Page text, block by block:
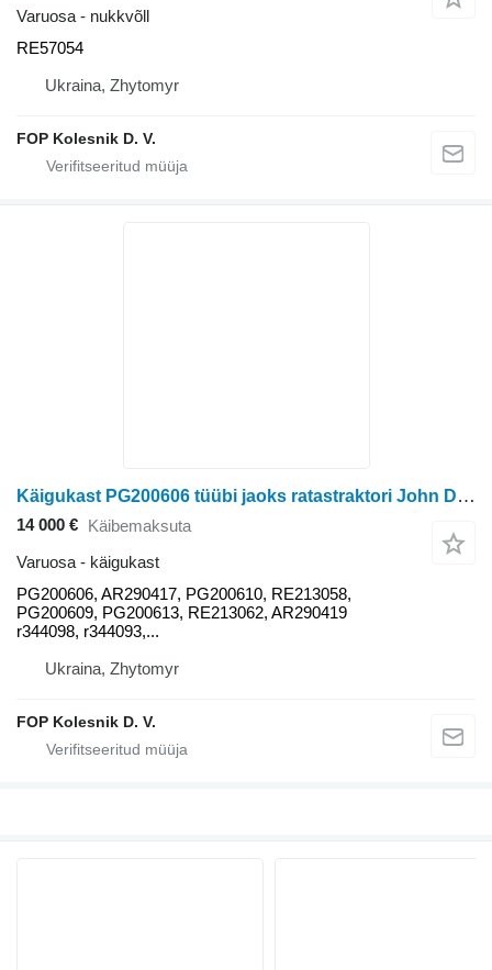
Varuosa - nukkvõll
RE57054
Ukraina, Zhytomyr
FOP Kolesnik D. V.
Käigukast PG200606 tüübi jaoks ratastraktori John Deere 8400,8300,8200,8100
14 000 € Käibemaksuta
Varuosa - käigukast
PG200606, AR290417, PG200610, RE213058,
PG200609, PG200613, RE213062, AR290419
r344098, r344093,...
Ukraina, Zhytomyr
FOP Kolesnik D. V.